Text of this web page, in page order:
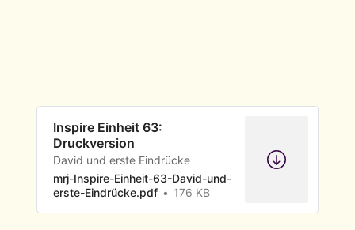
Inspire Einheit 63:
Druckversion
David und erste Eindrücke
mrj-Inspire-Einheit-63-David-und-
erste-Eindrücke.pdf
176 KB